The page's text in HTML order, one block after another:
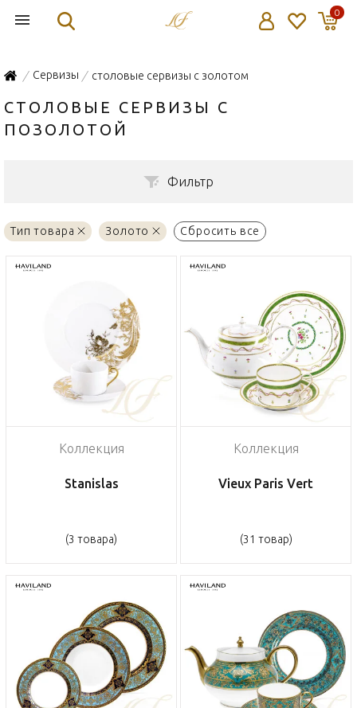
0
/ Сервизы / столовые сервизы с золотом
СТОЛОВЫЕ СЕРВИЗЫ С
ПОЗОЛОТОЙ
Фильтр
Тип товара Золото Сбросить все
Коллекция
Stanislas
(3 товара)
Коллекция
Vieux Paris Vert
(31 товар)